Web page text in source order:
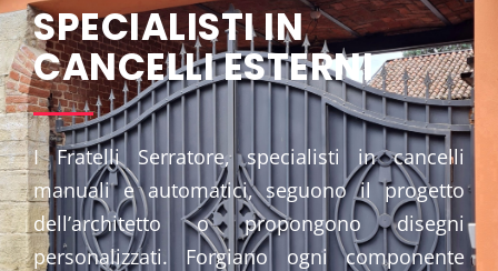
SPECIALISTI IN
CANCELLI ESTERNI
I Fratelli Serratore, specialisti in cancelli
manuali e automatici, seguono il progetto
dell’architetto o propongono disegni
personalizzati. Forgiano ogni componente